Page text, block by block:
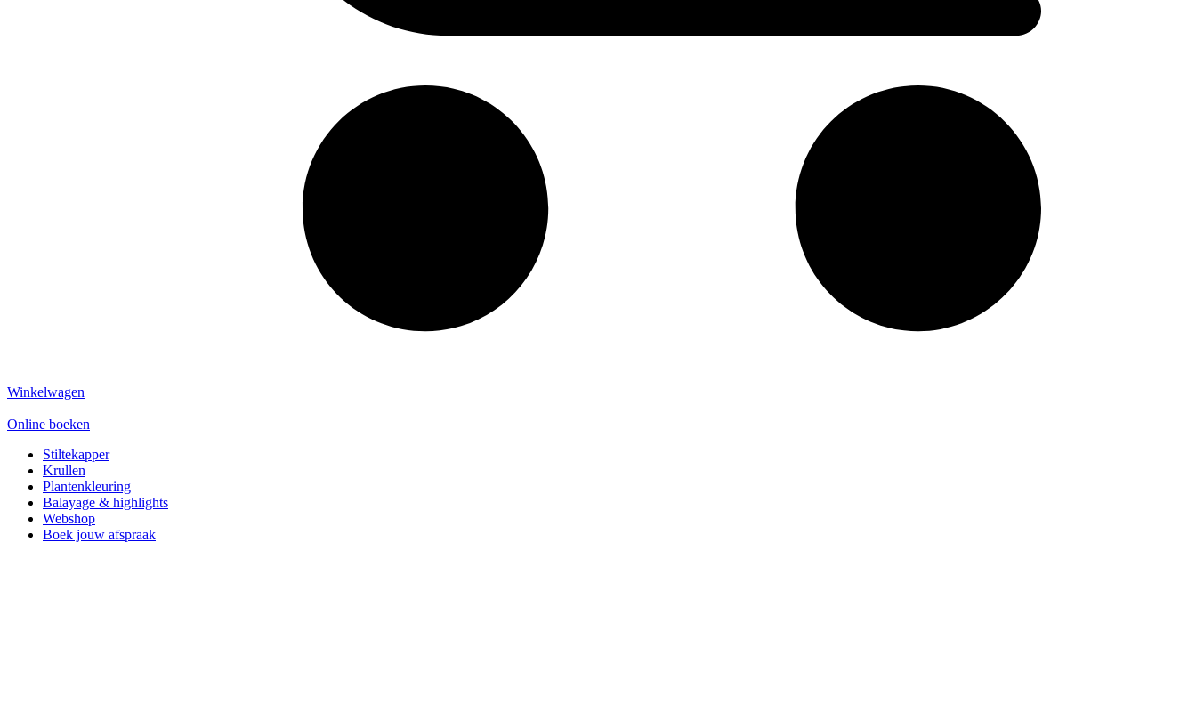
Winkelwagen
Online boeken
Stiltekapper
Krullen
Plantenkleuring
Balayage & highlights
Webshop
Boek jouw afspraak